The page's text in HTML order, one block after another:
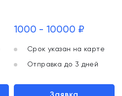
1000 - 10000 ₽
Срок указан на карте
Отправка до 3 дней